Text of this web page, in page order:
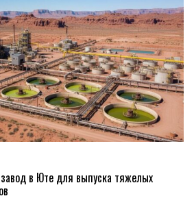
в Юте для выпуска тяжелых